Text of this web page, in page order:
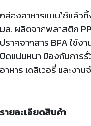
กล่องอาหารแบบใช้แล้วทิ้
มล. ผลิตจากพลาสติก
ปราศจากสาร BPA ใช้ง
ปิดแน่นหนา ป้องกันการรั่
อาหาร เดลิเวอรี่ และงาน
รายละเอียดสินค้า